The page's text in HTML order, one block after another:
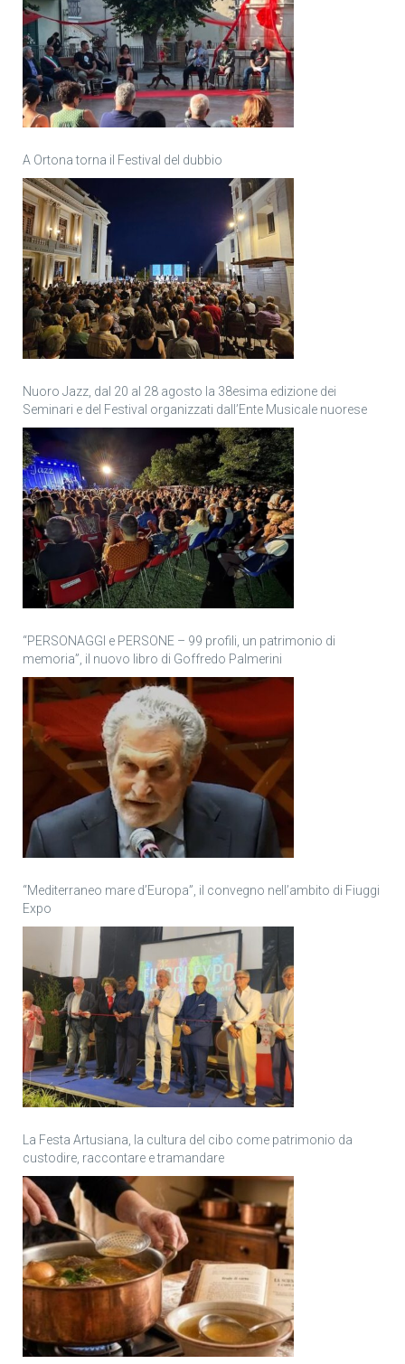
A Ortona torna il Festival del dubbio
Nuoro Jazz, dal 20 al 28 agosto la 38esima edizione dei
Seminari e del Festival organizzati dall’Ente Musicale nuorese
“PERSONAGGI e PERSONE – 99 profili, un patrimonio di
memoria”, il nuovo libro di Goffredo Palmerini
“Mediterraneo mare d’Europa”, il convegno nell’ambito di Fiuggi
Expo
La Festa Artusiana, la cultura del cibo come patrimonio da
custodire, raccontare e tramandare